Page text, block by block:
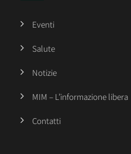
Eventi
Salute
Notizie
MIM – L’informazione libera
Contatti